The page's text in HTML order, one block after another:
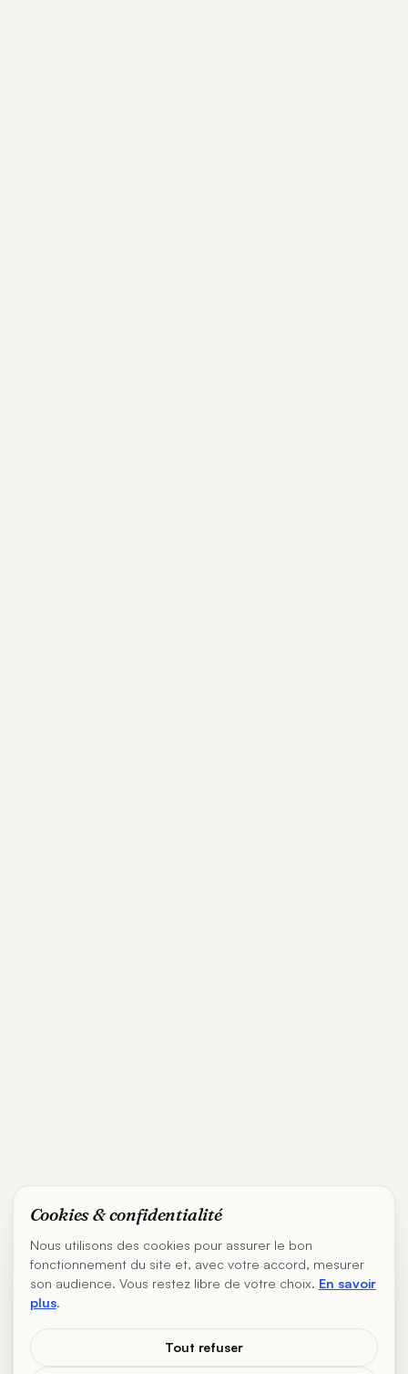
Cookies & confidentialité
Nous utilisons des cookies pour assurer le bon
fonctionnement du site et, avec votre accord, mesurer
son audience. Vous restez libre de votre choix. En savoir
plus.
Tout refuser